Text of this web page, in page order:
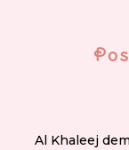
Al Khaleej